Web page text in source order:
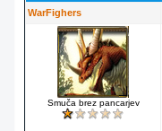
WarFighers
Smuča brez pancarjev